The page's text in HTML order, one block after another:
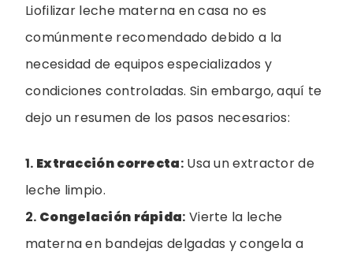
Liofilizar leche materna en casa no es
comúnmente recomendado debido a la
necesidad de equipos especializados y
condiciones controladas. Sin embargo, aquí te
dejo un resumen de los pasos necesarios:
1. Extracción correcta:Usa un extractor de
leche limpio.
2. Congelación rápida: Vierte la leche
materna en bandejas delgadas y congela a